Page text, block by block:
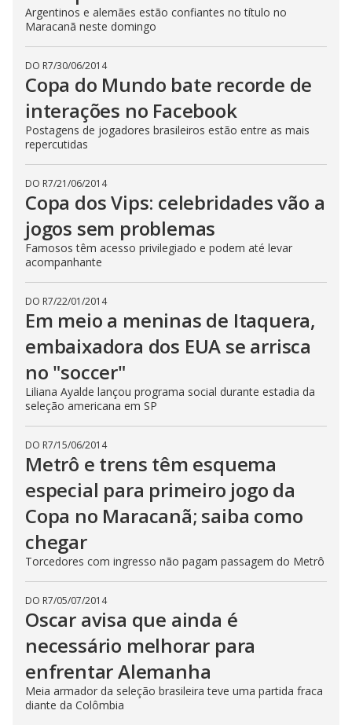
Argentinos e alemães estão confiantes no título no
Maracanã neste domingo
DO R7/30/06/2014
Copa do Mundo bate recorde de
interações no Facebook
Postagens de jogadores brasileiros estão entre as mais
repercutidas
DO R7/21/06/2014
Copa dos Vips: celebridades vão a
jogos sem problemas
Famosos têm acesso privilegiado e podem até levar
acompanhante
DO R7/22/01/2014
Em meio a meninas de Itaquera,
embaixadora dos EUA se arrisca
no "soccer"
Liliana Ayalde lançou programa social durante estadia da
seleção americana em SP
DO R7/15/06/2014
Metrô e trens têm esquema
especial para primeiro jogo da
Copa no Maracanã; saiba como
chegar
Torcedores com ingresso não pagam passagem do Metrô
DO R7/05/07/2014
Oscar avisa que ainda é
necessário melhorar para
enfrentar Alemanha
Meia armador da seleção brasileira teve uma partida fraca
diante da Colômbia